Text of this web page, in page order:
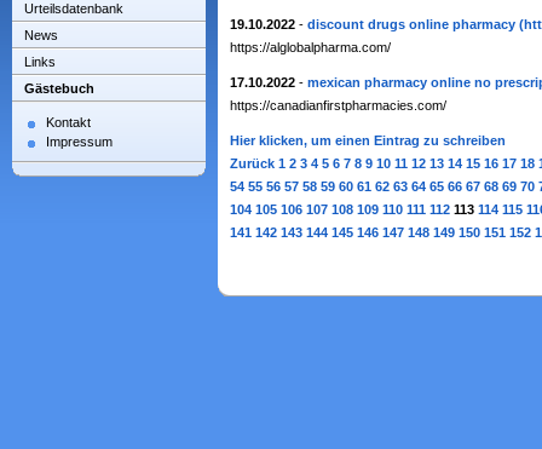
Urteilsdatenbank
News
Links
Gästebuch
Kontakt
Impressum
19.10.2022 - discount drugs online pharmacy
https://alglobalpharma.com/
17.10.2022 - mexican pharmacy online no
https://canadianfirstpharmacies.com/
Hier klicken, um einen Eintrag zu schreiben
Zurück 1 2 3 4 5 6 7 8 9 10 11 12 13 14 15 16 17 18
54 55 56 57 58 59 60 61 62 63 64 65 66 67 68 69 70
104 105 106 107 108 109 110 111 112 113 114 115
141 142 143 144 145 146 147 148 149 150 151 152